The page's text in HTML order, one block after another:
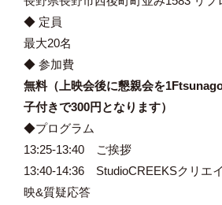
◆ 定員
最大20名
◆ 参加費
無料（上映会後に懇親会を
子付きで300円となります）
◆プログラム
13:25-13:40 ご挨拶
13:40-14:36 StudioCREEKSクリエ
映&質疑応答